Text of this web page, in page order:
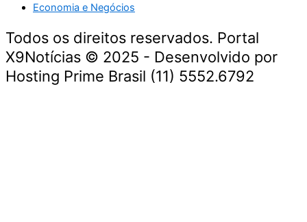
Economia e Negócios
Todos os direitos reservados. Portal
X9Notícias © 2025 - Desenvolvido por
Hosting Prime Brasil (11) 5552.6792